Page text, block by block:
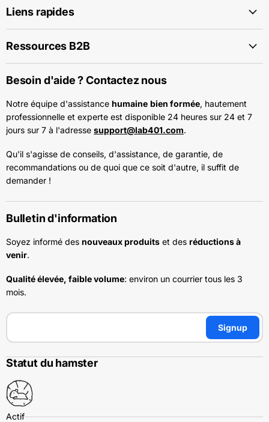
Liens rapides
Ressources B2B
Besoin d'aide ? Contactez nous
Notre équipe d'assistance humaine bien formée, hautement
professionnelle et experte est disponible 24 heures sur 24 et 7
jours sur 7 à l'adresse support@lab401.com.
Qu'il s'agisse de conseils, d'assistance, de garantie, de
recommandations ou de quoi que ce soit d'autre, il suffit de
demander !
Bulletin d'information
Soyez informé des nouveaux produits et des réductions à
venir.
Qualité élevée, faible volume: environ un courrier tous les 3
mois.
Signup
Statut du hamster